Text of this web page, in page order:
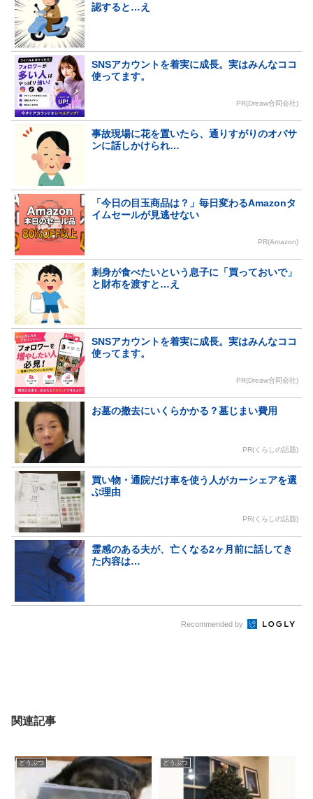
認すると…え
SNSアカウントを着実に成長。実はみんなココ
使ってます。
PR(Dreaw合同会社)
事故現場に花を置いたら、通りすがりのオバサ
ンに話しかけられ…
「今日の目玉商品は？」毎日変わるAmazonタ
イムセールが見逃せない
PR(Amazon)
刺身が食べたいという息子に「買っておいで」
と財布を渡すと…え
SNSアカウントを着実に成長。実はみんなココ
使ってます。
PR(Dreaw合同会社)
お墓の撤去にいくらかかる？墓じまい費用
PR(くらしの話題)
買い物・通院だけ車を使う人がカーシェアを選
ぶ理由
PR(くらしの話題)
霊感のある夫が、亡くなる2ヶ月前に話してき
た内容は…
Recommended by
関連記事
どうぶつ どうぶつ